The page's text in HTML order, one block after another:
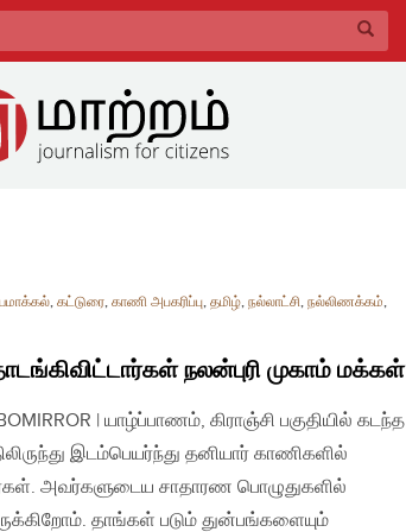
, கட்டுரை, காணி அபகரிப்பு, தமிழ், நல்லாட்சி, நல்லிணக்கம்,
நலன்புரி முகாம் மக்கள்
| யாழ்ப்பாணம், கிராஞ்சி பகுதியில் கடந்த
இடம்பெயர்ந்து தனியார் காணிகளில்
அவர்களுடைய சாதாரண பொழுதுகளில்
தாங்கள் படும் துன்பங்களையும்